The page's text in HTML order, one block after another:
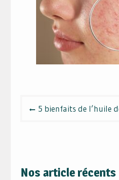
5 bienfaits de l’huile
Nos article récents